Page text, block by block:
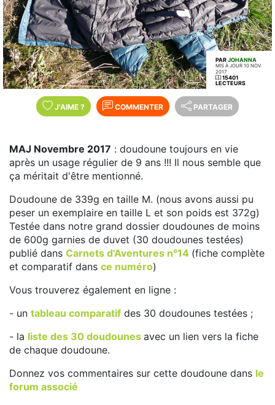
PARJOHANNA
MIS À JOUR 10 NOV.
2017
15401
LECTEURS
J'AIME ? COMMENTER PARTAGER
MAJ Novembre 2017 : doudoune toujours en vie
après un usage régulier de 9 ans !!! Il nous semble que
ça méritait d'être mentionné.
Doudoune de 339g en taille M. (nous avons aussi pu
peser un exemplaire en taille L et son poids est 372g)
Testée dans notre grand dossier doudounes de moins
de 600g garnies de duvet (30 doudounes testées)
publié dans Carnets d'Aventures n°14 (fiche complète
et comparatif dans ce numéro)
Vous trouverez également en ligne :
- un tableau comparatif des 30 doudounes testées ;
- la liste des 30 doudounes avec un lien vers la fiche
de chaque doudoune.
Donnez vos commentaires sur cette doudoune dans le
forum associé